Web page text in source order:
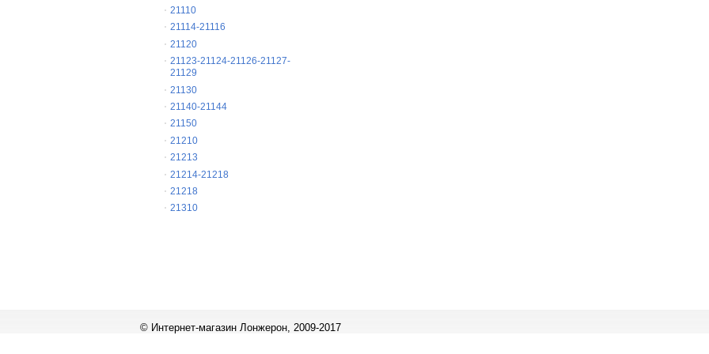
21110
21114-21116
21120
21123-21124-21126-21127-
21129
21130
21140-21144
21150
21210
21213
21214-21218
21218
21310
© Интернет-магазин Лонжерон, 2009-2017